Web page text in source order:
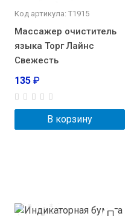
Код артикула: Т1915
Массажер очиститель
языка Торг Лайнс
Свежесть
135 ₽
В корзину